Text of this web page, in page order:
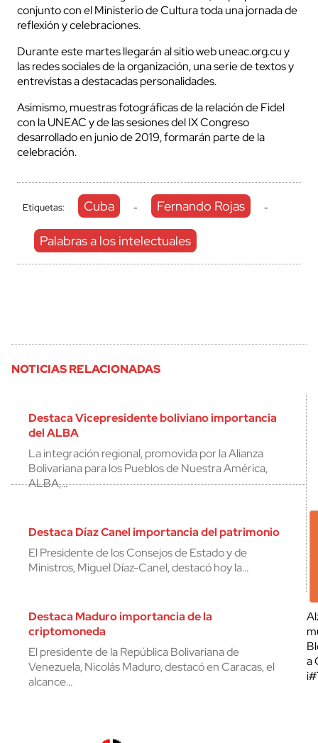
conjunto con el Ministerio de Cultura toda una jornada de
reflexión y celebraciones.
Durante este martes llegarán al sitio web uneac.org.cu y
las redes sociales de la organización, una serie de textos y
entrevistas a destacadas personalidades.
Asimismo, muestras fotográficas de la relación de Fidel
con la UNEAC y de las sesiones del IX Congreso
desarrollado en junio de 2019, formarán parte de la
celebración.
Etiquetas: Cuba - Fernando Rojas -
Palabras a los intelectuales
NOTICIAS RELACIONADAS
Destaca Vicepresidente boliviano importancia
del ALBA
La integración regional, promovida por la Alianza
Bolivariana para los Pueblos de Nuestra América,
ALBA,…
Destaca Díaz Canel importancia del patrimonio
El Presidente de los Consejos de Estado y de
Ministros, Miguel Díaz-Canel, destacó hoy la…
Destaca Maduro importancia de la
criptomoneda
El presidente de la República Bolivariana de
Venezuela, Nicolás Maduro, destacó en Caracas, el
alcance…
a